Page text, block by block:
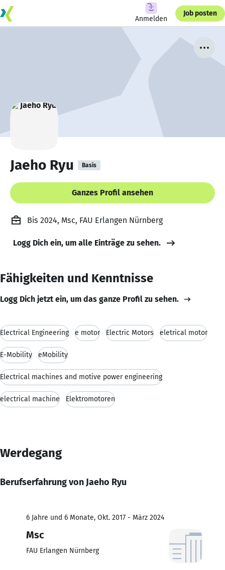
Anmelden
Job posten
Jaeho Ryu Basis
Ganzes Profil ansehen
Bis 2024, Msc, FAU Erlangen Nürnberg
Logg Dich ein, um alle Einträge zu sehen.
Fähigkeiten und Kenntnisse
Logg Dich jetzt ein, um das ganze Profil zu sehen.
Electrical Engineering e motor Electric Motors eletrical motor
E-Mobility eMobility
Electrical machines and motive power engineering
electrical machine Elektromotoren
Werdegang
Berufserfahrung von Jaeho Ryu
6 Jahre und 6 Monate, Okt. 2017 - März 2024
Msc
FAU Erlangen Nürnberg